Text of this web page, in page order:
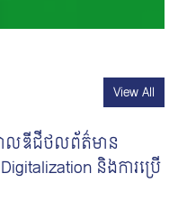
View All
នាលឌីជីថលព័ត៌មាន
និងការប្រើ